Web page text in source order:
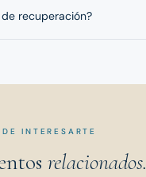
recuperación?
INTERESARTE
relacionados.